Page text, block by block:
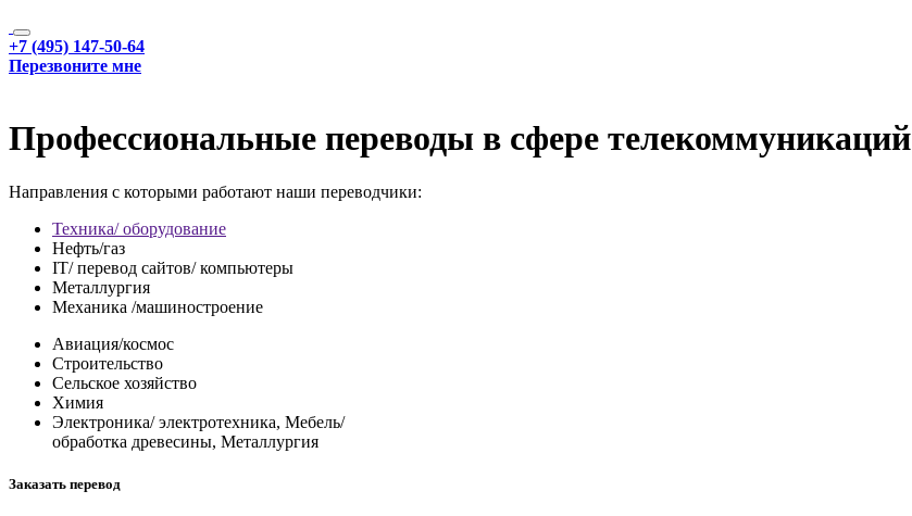
+7 (495) 147-50-64
Перезвоните мне
Профессиональные переводы в сфере телекоммуникаций
Направления с которыми работают наши переводчики:
Техника/ оборудование
Нефть/газ
IT/ перевод сайтов/ компьютеры
Металлургия
Механика /машиностроение
Авиация/космос
Строительство
Сельское хозяйство
Химия
Электроника/ электротехника, Мебель/
обработка древесины, Металлургия
Заказать перевод